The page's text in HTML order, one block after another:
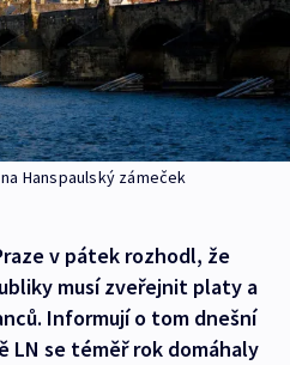
Hanspaulský zámeček
v pátek rozhodl, že
musí zveřejnit platy a
Informují o tom dnešní
LN se téměř rok domáhaly